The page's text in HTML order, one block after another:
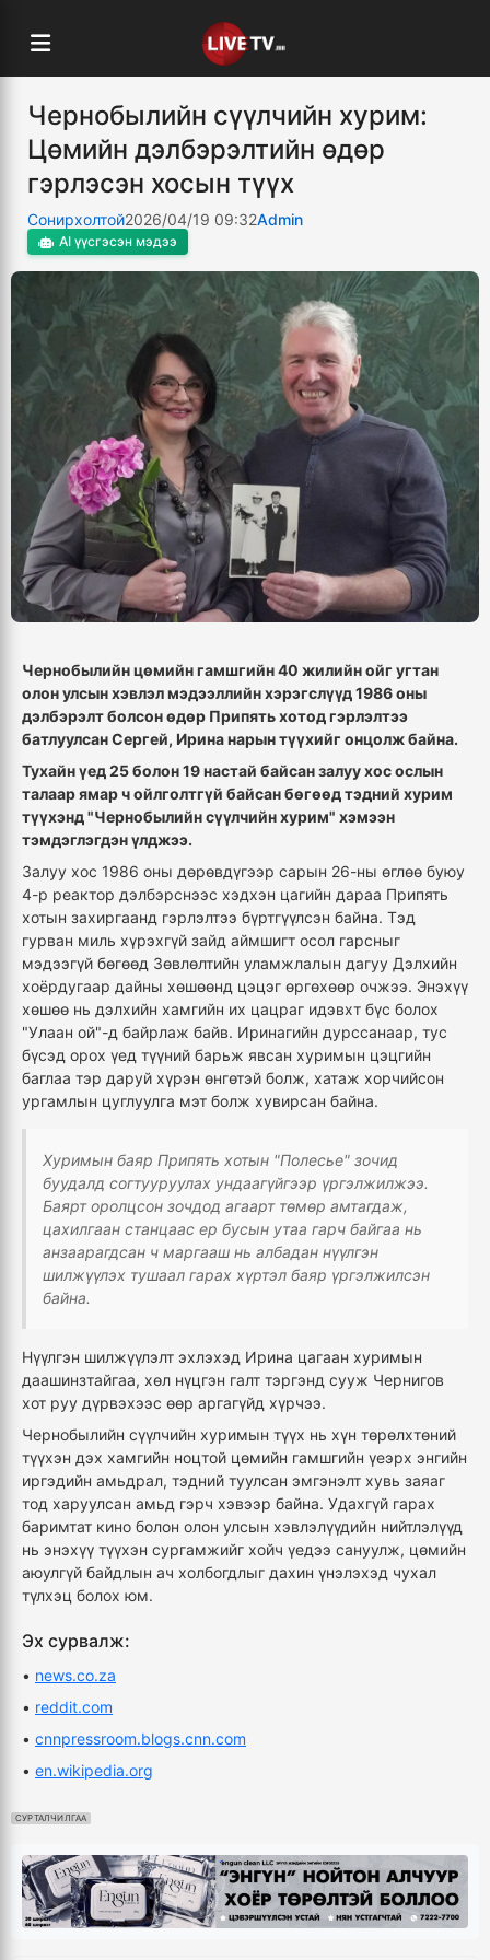
Чернобылийн сүүлчийн хурим:
Цөмийн дэлбэрэлтийн өдөр
гэрлэсэн хосын түүх
Сонирхолтой2026/04/19 09:32Admin
AI үүсгэсэн мэдээ
Чернобылийн цөмийн гамшгийн 40 жилийн ойг угтан
олон улсын хэвлэл мэдээллийн хэрэгслүүд 1986 оны
дэлбэрэлт болсон өдөр Припять хотод гэрлэлтээ
батлуулсан Сергей, Ирина нарын түүхийг онцолж байна.
Тухайн үед 25 болон 19 настай байсан залуу хос ослын
талаар ямар ч ойлголтгүй байсан бөгөөд тэдний хурим
түүхэнд "Чернобылийн сүүлчийн хурим" хэмээн
тэмдэглэгдэн үлджээ.
Залуу хос 1986 оны дөрөвдүгээр сарын 26-ны өглөө буюу
4-р реактор дэлбэрснээс хэдхэн цагийн дараа Припять
хотын захиргаанд гэрлэлтээ бүртгүүлсэн байна. Тэд
гурван миль хүрэхгүй зайд аймшигт осол гарсныг
мэдээгүй бөгөөд Зөвлөлтийн уламжлалын дагуу Дэлхийн
хоёрдугаар дайны хөшөөнд цэцэг өргөхөөр очжээ. Энэхүү
хөшөө нь дэлхийн хамгийн их цацраг идэвхт бүс болох
"Улаан ой"-д байрлаж байв. Иринагийн дурссанаар, тус
бүсэд орох үед түүний барьж явсан хуримын цэцгийн
баглаа тэр даруй хүрэн өнгөтэй болж, хатаж хорчийсон
ургамлын цуглуулга мэт болж хувирсан байна.
Хуримын баяр Припять хотын "Полесье" зочид
буудалд согтууруулах ундаагүйгээр үргэлжилжээ.
Баярт оролцсон зочдод агаарт төмөр амтагдаж,
цахилгаан станцаас ер бусын утаа гарч байгаа нь
анзаарагдсан ч маргааш нь албадан нүүлгэн
шилжүүлэх тушаал гарах хүртэл баяр үргэлжилсэн
байна.
Нүүлгэн шилжүүлэлт эхлэхэд Ирина цагаан хуримын
даашинзтайгаа, хөл нүцгэн галт тэргэнд сууж Чернигов
хот руу дүрвэхээс өөр аргагүйд хүрчээ.
Чернобылийн сүүлчийн хуримын түүх нь хүн төрөлхтөний
түүхэн дэх хамгийн ноцтой цөмийн гамшгийн үеэрх энгийн
иргэдийн амьдрал, тэдний туулсан эмгэнэлт хувь заяаг
тод харуулсан амьд гэрч хэвээр байна. Удахгүй гарах
баримтат кино болон олон улсын хэвлэлүүдийн нийтлэлүүд
нь энэхүү түүхэн сургамжийг хойч үедээ сануулж, цөмийн
аюулгүй байдлын ач холбогдлыг дахин үнэлэхэд чухал
түлхэц болох юм.
Эх сурвалж:
• news.co.za
• reddit.com
• cnnpressroom.blogs.cnn.com
• en.wikipedia.org
СУРТАЛЧИЛГАА